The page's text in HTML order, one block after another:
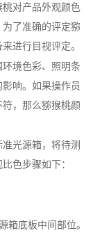
对产品外观颜色
了准确的评定猕
进行目视评定。
境色彩、照明条
响。如果操作员
，那么猕猴桃颜
光源箱，将待测
色步骤如下：
箱底板中间部位。